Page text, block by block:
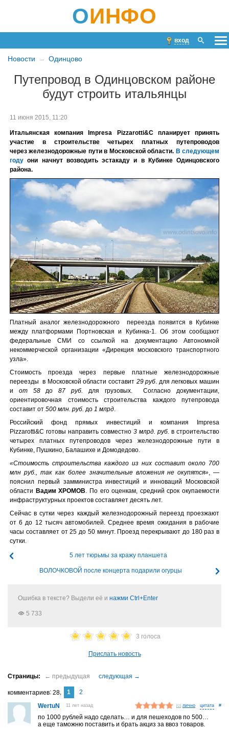
ОИНФО
вход
Новости Одинцово
Путепровод в Одинцовском районе
будут строить итальянцы
11 июня 2015, 11:20
Итальянская компания Impresa Pizzarotti&C планирует принять
участие в строительстве четырех платных путепроводов
через железнодорожные пути в Московской области. В следующем
году они начнут возводить эстакаду и в Кубинке Одинцовского
района.
Платный аналог железнодорожного переезда появится в Кубинке
между платформами Портновская и Кубинка-1. Об этом сообщают
федеральные СМИ со ссылкой на документацию Автономной
некоммерческой организации «Дирекция московского транспортного
узла».
Стоимость проезда через первые платные железнодорожные
переезды в Московской области составит 29 руб . для легковых машин
и от 58 до 87 руб.
для грузовых. Согласно документации,
ориентировочная стоимость строительства каждого путепровода
составит от 500 млн. руб. до 1 млрд
Российский фонд прямых инвестиций и компания Impresa
Pizzarotti&C готовы направить совместно 3 млрд. руб. в строительство
четырех платных путепроводов через железнодорожные пути в
Кубинке, Пушкино, Балашихе и Домодедово.
«Стоимость строительства каждого из них составит около 700
млн руб., так как более значительные вложения не окупятся», —
пояснил первый замминистра инвестиций и инноваций Московской
области Вадим ХРОМОВ . По его оценкам, средний срок окупаемости
инфраструктурных проектов составляет десять лет.
Сейчас в сутки через каждый железнодорожный переезд проезжают
от 6 до 12 тысяч автомобилей. Среднее время ожидания в рабочие
часы составляет от 25 до 50 минут. Проезд перекрывают до 180 раз в
сутки.
5 лет тюрьмы за кражу планшета
ВОЛОЧКОВОЙ после концерта подарили огурцы
Ошибка в тексте? Выдели её и нажми Ctrl+Enter
5 733
3 голоса
Прислать новость
комментариев 28 1
2
WertuN
11 лет назад лично #
по 1000 рублей надо сделать… и для пешеходов по 500…
а еще таможню поставить и брать акциз за ввоз товаров.